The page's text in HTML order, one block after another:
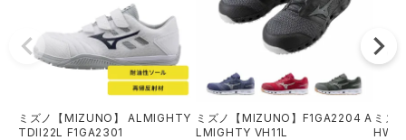
ミズノ【MIZUNO】 ALMIGHTY
TDII22L F1GA2301
ミズノ【MIZUNO】F1GA2204 A
LMIGHTY VH11L
ミズ